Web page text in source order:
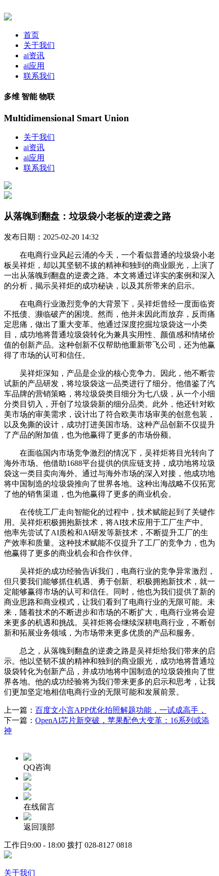
首页
关于我们
ai资讯
ai应用
联系我们
多维 智能 物联
Multidimensional Smart Union
关于我们
ai资讯
ai应用
联系我们
从落魄到翻盘：垃圾袋小老板的逆袭之路
发布日期：2025-02-20 14:32
在电商行业风起云涌的今天，一个看似普通的垃圾袋小老
板吴祥炬，却以其坚韧不拔的精神和独到的商业眼光，上演了
一出从落魄到翻盘的逆袭之路。本文将通过详实的案例和深入
的分析，揭示吴祥炬的成功秘诀，以及其所带来的启示。
在电商行业激烈竞争的大背景下，吴祥炬曾经一度面临资
不抵债、濒临破产的困境。然而，他并未因此而放弃，反而痛
定思痛，做出了重大变革。他通过深度挖掘垃圾袋这一小类
目，成功地将普通垃圾袋转化为兼具实用性、颜值感和情绪价
值的创新产品。这种创新不仅帮助他重新带飞公司，还为他赢
得了市场的认可和信任。
吴祥炬深知，产品是企业的核心竞争力。因此，他不断尝
试新的产品研发，将垃圾袋这一品类进行了细分。他借鉴了汽
车品牌的营销策略，将垃圾袋类目细分为七八级，从一个小细
分类目切入，开创了垃圾袋新的细分品类。此外，他还针对欧
美市场的审美需求，设计出了符合欧美市场审美的创意包装，
以及免撕的设计，成功打进美国市场。这种产品创新不仅提升
了产品的附加值，也为他赢得了更多的市场份额。
在面临国内市场竞争激烈的情况下，吴祥炬将目光转向了
海外市场。他借助1688平台提供的供应链支持，成功地将垃圾
袋这一类目卖向海外。通过与海外市场的深入对接，他成功地
将中国制造的垃圾袋推向了世界各地。这种出海战略不仅拓宽
了他的销售渠道，也为他赢得了更多的商业机会。
在传统工厂走向智能化的过程中，技术赋能起到了关键作
用。吴祥炬积极拥抱新技术，将AI技术应用于工厂生产中。
他率先尝试了AI质检和AI研发等新技术，不断提升工厂的生
产效率和质量。这种技术赋能不仅提升了工厂的竞争力，也为
他赢得了更多的商业机会和合作伙伴。
吴祥炬的成功经验告诉我们，电商行业的竞争异常激烈，
但只要我们能够抓住机遇、勇于创新、积极拥抱新技术，就一
定能够赢得市场的认可和信任。同时，他也为我们提供了新的
商业思路和商业模式，让我们看到了电商行业的无限可能。未
来，随着技术的不断进步和市场的不断扩大，电商行业将会迎
来更多的机遇和挑战。吴祥炬将会继续深耕电商行业，不断创
新和拓展业务领域，为市场带来更多优质的产品和服务。
总之，从落魄到翻盘的逆袭之路是吴祥炬给我们带来的启
示。他以坚韧不拔的精神和独到的商业眼光，成功地将普通垃
圾袋转化为创新产品，并成功地将中国制造的垃圾袋推向了世
界各地。他的成功经验将为我们带来更多的启示和思考，让我
们更加坚定地相信电商行业的无限可能和发展前景。
上一篇： 百度文小言APP优化拍照解题功能，一试成高手，
下一篇： OpenAI芯片新突破，苹果配色大变革：16系列或添
神
QQ咨询
在线留言
返回顶部
工作日9:00 - 18:00 拨打 028-8127 0818
关于我们